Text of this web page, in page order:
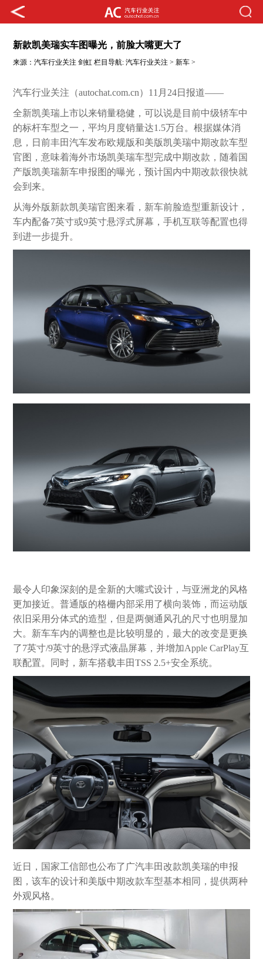
新款凯美瑞实车图曝光，前脸大嘴更大了
来源：汽车行业关注 剑虹 栏目导航:汽车行业关注 >新车 >
汽车行业关注（autochat.com.cn）11月24日报道——
全新凯美瑞上市以来销量稳健，可以说是目前中级轿车中
的标杆车型之一，平均月度销量达1.5万台。根据媒体消
息，日前丰田汽车发布欧规版和美版凯美瑞中期改款车型
官图，意味着海外市场凯美瑞车型完成中期改款，随着国
产版凯美瑞新车申报图的曝光，预计国内中期改款很快就
会到来。
从海外版新款凯美瑞官图来看，新车前脸造型重新设计，
车内配备7英寸或9英寸悬浮式屏幕，手机互联等配置也得
到进一步提升。
最令人印象深刻的是全新的大嘴式设计，与亚洲龙的风格
更加接近。普通版的格栅内部采用了横向装饰，而运动版
依旧采用分体式的造型，但是两侧通风孔的尺寸也明显加
大。新车车内的调整也是比较明显的，最大的改变是更换
了7英寸/9英寸的悬浮式液晶屏幕，并增加Apple CarPlay互
联配置。同时，新车搭载丰田TSS 2.5+安全系统。
近日，国家工信部也公布了广汽丰田改款凯美瑞的申报
图，该车的设计和美版中期改款车型基本相同，提供两种
外观风格。